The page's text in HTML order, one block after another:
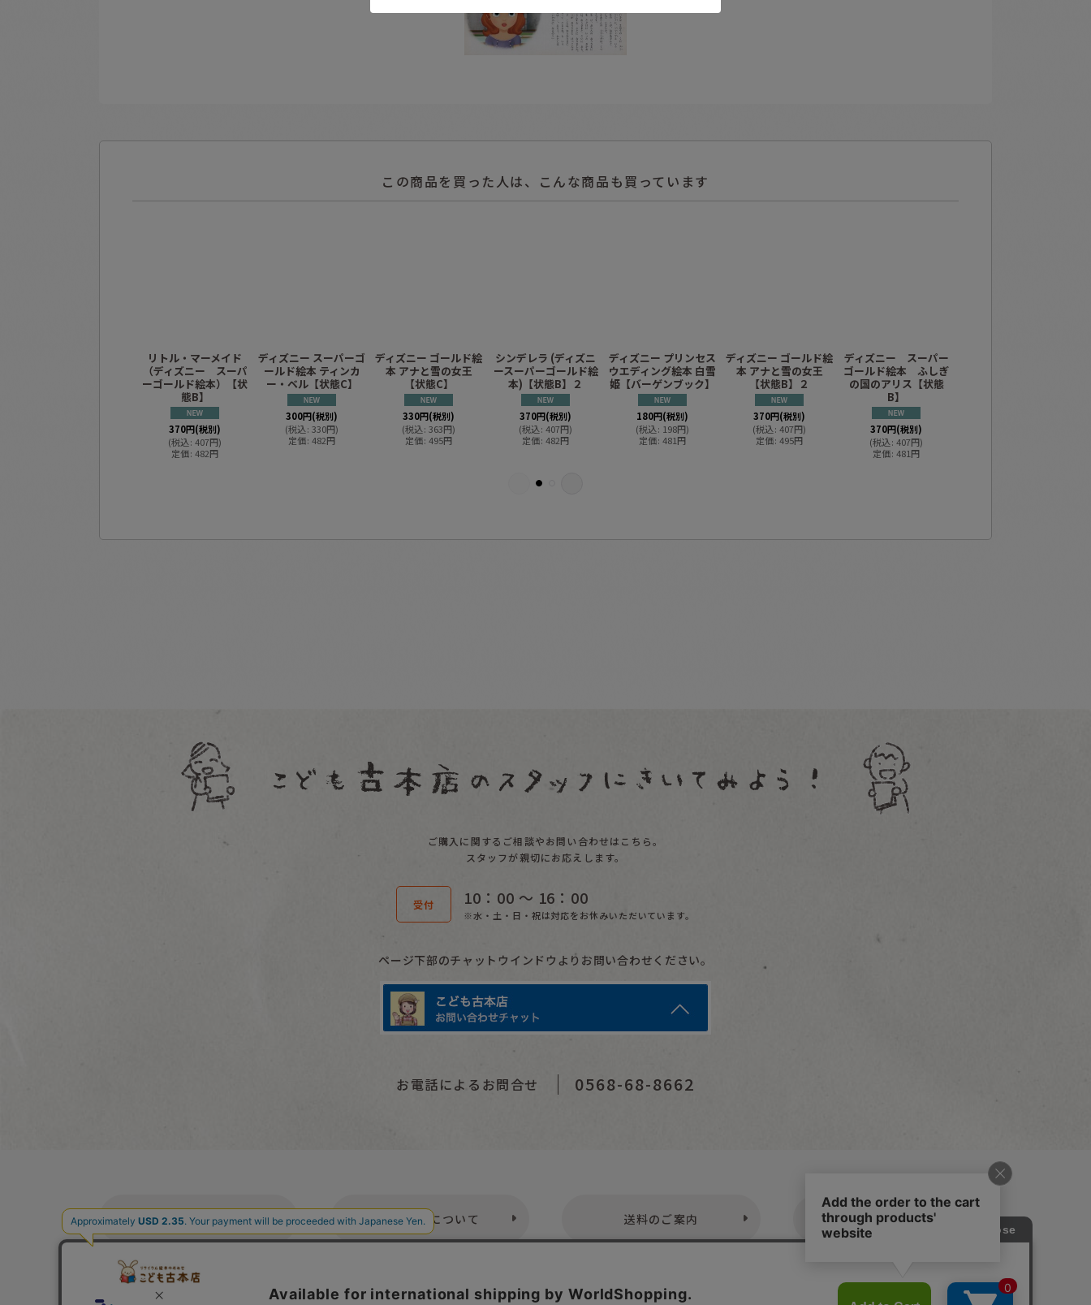
この商品を買った人は、こんな商品も買っています
リトル・マーメイド
（ディズニー スーパ
ーゴールド絵本）【状
態B】
370円(税別)
(税込: 407円)
定価: 482円
ディズニー スーパーゴ
ールド絵本 ティンカ
ー・ベル【状態C】
300円(税別)
(税込: 330円)
定価: 482円
ディズニー ゴールド絵
本 アナと雪の女王
【状態C】
330円(税別)
(税込: 363円)
定価: 495円
シンデレラ (ディズニ
ースーパーゴールド絵
本)【状態B】２
370円(税別)
(税込: 407円)
定価: 482円
ディズニー プリンセス
ウエディング絵本 白雪
姫【バーゲンブック】
180円(税別)
(税込: 198円)
定価: 481円
ディズニー ゴールド絵
本 アナと雪の女王
【状態B】２
370円(税別)
(税込: 407円)
定価: 495円
ディズニー スーパー
ゴールド絵本 ふしぎ
の国のアリス【状態
B】
370円(税別)
(税込: 407円)
定価: 481円
ご購入に関するご相談やお問い合わせはこちら。
スタッフが親切にお応えします。
受付 10：00 〜 16：00
※水・土・日・祝は対応をお休みいただいています。
ページ下部のチャットウインドウよりお問い合わせください。
お電話によるお問合せ 0568-68-8662
ご利用案内 お支払いについて 送料のご案内 休業日のご案内
プライバシーポリシー 特定商取引法表示 お問い合わせ